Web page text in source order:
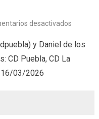
desactivadosen
(16/03/
y Daniel de los
CD Puebla, CD La
16/03/2026